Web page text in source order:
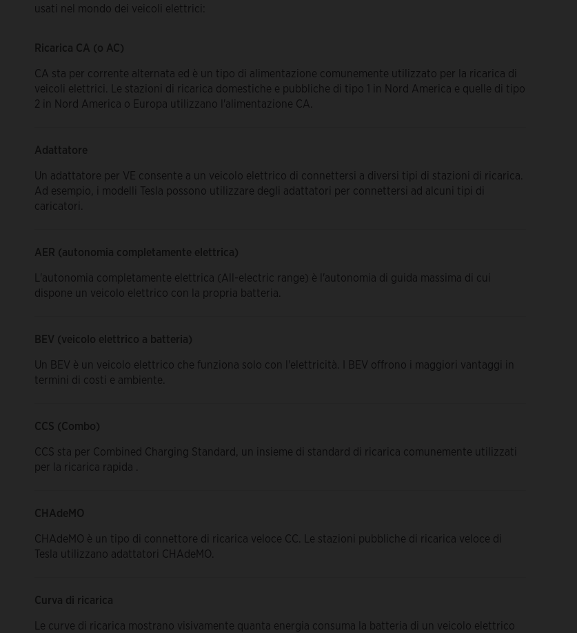
usati nel mondo dei veicoli elettrici:
Ricarica CA (o AC)
CA sta per corrente alternata ed è un tipo di alimentazione comunemente utilizzato per la ricarica di
veicoli elettrici. Le stazioni di ricarica domestiche e pubbliche di tipo 1 in Nord America e quelle di tipo
2 in Nord America o Europa utilizzano l'alimentazione CA.
Adattatore
Un adattatore per VE consente a un veicolo elettrico di connettersi a diversi tipi di stazioni di ricarica.
Ad esempio, i modelli Tesla possono utilizzare degli adattatori per connettersi ad alcuni tipi di
caricatori.
AER (autonomia completamente elettrica)
L'autonomia completamente elettrica (All-electric range) è l'autonomia di guida massima di cui
dispone un veicolo elettrico con la propria batteria.
BEV (veicolo elettrico a batteria)
Un BEV è un veicolo elettrico che funziona solo con l'elettricità. I BEV offrono i maggiori vantaggi in
termini di costi e ambiente.
CCS (Combo)
CCS sta per Combined Charging Standard, un insieme di standard di ricarica comunemente utilizzati
per la ricarica rapida .
CHAdeMO
CHAdeMO è un tipo di connettore di ricarica veloce CC. Le stazioni pubbliche di ricarica veloce di
Tesla utilizzano adattatori CHAdeMO.
Curva di ricarica
Le curve di ricarica mostrano visivamente quanta energia consuma la batteria di un veicolo elettrico